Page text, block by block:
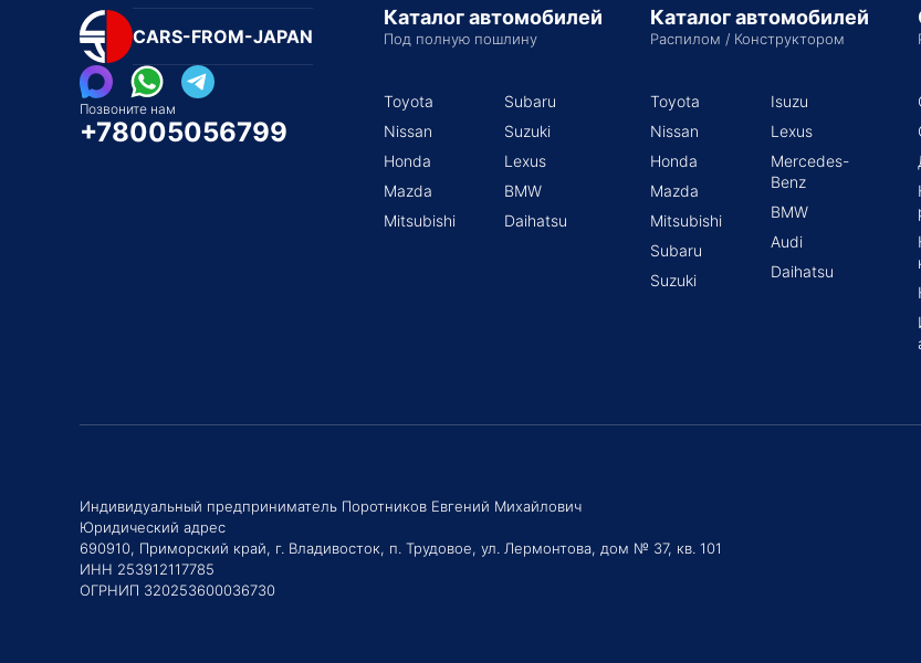
CARS-FROM-JAPAN
Позвоните нам
+78005056799
Каталог автомобилей
Под полную пошлину
Toyota
Nissan
Honda
Mazda
Mitsubishi
Subaru
Suzuki
Lexus
BMW
Daihatsu
Каталог автомобилей
Распилом / Конструктором
Toyota
Nissan
Honda
Mazda
Mitsubishi
Subaru
Suzuki
Isuzu
Lexus
Mercedes-
Benz
BMW
Audi
Daihatsu
Индивидуальный предприниматель Поротников Евгений Михайлович
Юридический адрес
690910, Приморский край, г. Владивосток, п. Трудовое, ул. Лермонтова, дом № 37, кв. 101
ИНН 253912117785
ОГРНИП 320253600036730